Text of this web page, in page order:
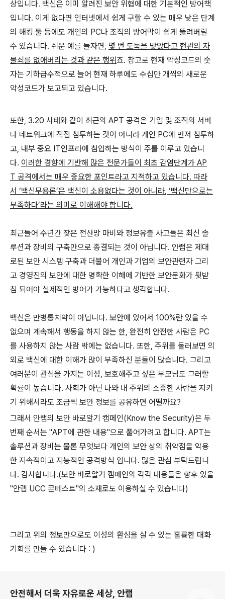
상입니다. 백신은 이미 알려진 보안 위협에 대한 기본적인 방어책
입니다. 이게 없다면 인터넷에서 쉽게 구할 수 있는 매우 낮은 단계
의 해킹 툴 등에도 개인의 PC나 조직의 방어막이 쉽게 뚫려버릴
수 있습니다. 쉬운 예를 들자면, 몇 번 도둑을 맞았다고 현관의 자
물쇠를 없애버리는 것과 같은 행위 죠. 참고로 현재 악성코드의 숫
자는 기하급수적으로 늘어 현재 하루에도 수십만 개씩의 새로운
악성코드가 보고되고 있습니다.
또한, 3.20 사태와 같이 최근의 APT 공격은 기업 및 조직의 서버
나 네트워크에 직접 침투하는 것이 아니라 개인 PC에 먼저 침투하
고, 내부 중요 IT인프라에 침입하는 방식이 주를 이루고 있습니
다. 이러한 경향에 기반해 많은 전문가들이 최초 감염단계가 AP
T 공격에서는 매우 중요한 포인트라고 지적하고 있습니다. 따라
서 ‘백신무용론’은 백신이 소용없다는 것이 아니라, ‘백신만으로는
부족하다’라는 의미로 이해해야 합니다.
최근들어 수년간 잦은 전산망 마비와 정보유출 사고들은 최신 솔
루션과 장비의 구축만으로 종결되는 것이 아닙니다. 안랩은 제대
로된 보안 시스템 구축과 더불어 개인과 기업의 보안관련자 그리
고 경영진의 보안에 대한 명확한 이해에 기반한 보안문화가 뒷받
침 되어야 실제적인 방어가 가능하다고 생각합니다.
백신은 만병통치약이 아닙니다. 보안에 있어서 100%란 있을 수
없으며 계속해서 행동을 하지 않는 한, 완전히 안전한 사람은 PC
를 사용하지 않는 사람 밖에는 없습니다. 또한, 주위를 둘러보면 의
외로 백신에 대한 이해가 많이 부족하신 분들이 많습니다. 그리고
여러분이 관심을 가지는 이성, 보호해주고 싶은 부모님도 그러할
확률이 높습니다. 사회가 아닌 나와 내 주위의 소중한 사람을 지키
기 위해서라도 조금씩 보안 정보를 공유하면 어떨까요?
그래서 안랩의 보안 바로알기 캠페인(Know the Security)은 두
번째 순서는 "APT에 관한 내용"으로 풀어가려고 합니다. APT는
솔루션과 장비는 물론 무엇보다 개인의 보안 상의 취약점을 악용
한 지속적이고 지능적인 공격방식 입니다. 많은 관심 부탁드립니
다. 감사합니다.(보안 바로알기 캠페인의 각각 내용들은 향후 있을
"안랩 UCC 콘테스트"의 소재로도 이용하실 수 있습니다)
그리고 위의 정보만으로도 이성의 환심을 살 수 있는 훌륭한 대화
기회를 만들 수 있습니다 : )
안전해서 더욱 자유로운 세상, 안랩